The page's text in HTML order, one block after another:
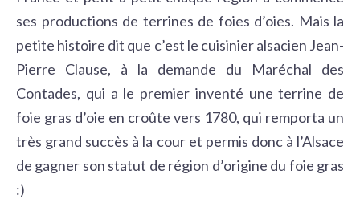
ses productions de terrines de foies d’oies. Mais la
petite histoire dit que c’est le cuisinier alsacien Jean-
Pierre Clause, à la demande du Maréchal des
Contades, qui a le premier inventé une terrine de
foie gras d’oie en croûte vers 1780, qui remporta un
très grand succès à la cour et permis donc à l’Alsace
de gagner son statut de région d’origine du foie gras
:)